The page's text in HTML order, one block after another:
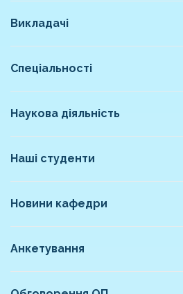
Викладачі
Спеціальності
Наукова діяльність
Наші студенти
Новини кафедри
Анкетування